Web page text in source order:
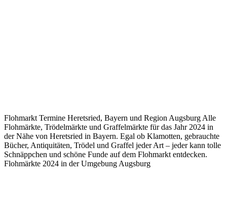
Flohmarkt Termine Heretsried, Bayern und Region Augsburg Alle
Flohmärkte, Trödelmärkte und Graffelmärkte für das Jahr 2024 in
der Nähe von Heretsried in Bayern. Egal ob Klamotten, gebrauchte
Bücher, Antiquitäten, Trödel und Graffel jeder Art – jeder kann tolle
Schnäppchen und schöne Funde auf dem Flohmarkt entdecken.
Flohmärkte 2024 in der Umgebung Augsburg